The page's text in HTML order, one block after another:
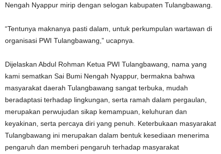
Nengah Nyappur mirip dengan selogan kabupaten Tulangbawang.
“Tentunya maknanya pasti dalam, untuk perkumpulan wartawan di
organisasi PWI Tulangbawang,” ucapnya.
Dijelaskan Abdul Rohman Ketua PWI Tulangbawang, nama yang
kami sematkan Sai Bumi Nengah Nyappur, bermakna bahwa
masyarakat daerah Tulangbawang sangat terbuka, mudah
beradaptasi terhadap lingkungan, serta ramah dalam pergaulan,
merupakan perwujudan sikap kemampuan, keluhuran dan
keyakinan, serta percaya diri yang penuh. Keterbukaan masyarakat
Tulangbawang ini merupakan dalam bentuk kesediaan menerima
pengaruh dan memberi pengaruh terhadap masyarakat